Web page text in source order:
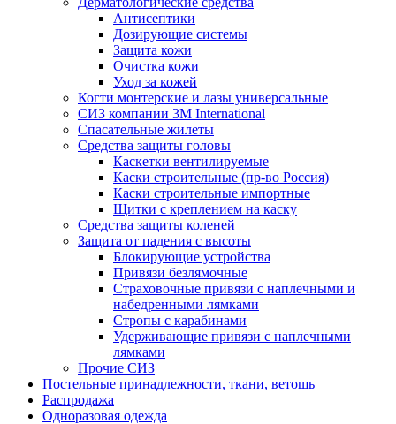
Антисептики
Дозирующие системы
Защита кожи
Очистка кожи
Уход за кожей
Когти монтерские и лазы универсальные
СИЗ компании 3М International
Спасательные жилеты
Средства защиты головы
Каскетки вентилируемые
Каски строительные (пр-во Россия)
Каски строительные импортные
Щитки с креплением на каску
Средства защиты коленей
Защита от падения с высоты
Блокирующие устройства
Привязи безлямочные
Страховочные привязи с наплечными и
набедренными лямками
Стропы с карабинами
Удерживающие привязи с наплечными
лямками
Прочие СИЗ
Постельные принадлежности, ткани, ветошь
Распродажа
Одноразовая одежда